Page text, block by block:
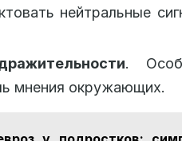
нейтральные
.
мнения окружающих.